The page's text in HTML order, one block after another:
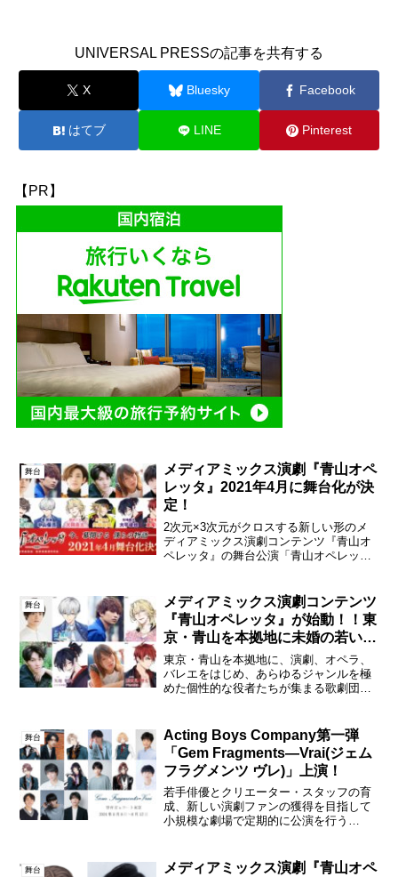
UNIVERSAL PRESSの記事を共有する
X Bluesky Facebook
はてブ LINE Pinterest
【PR】
舞台
メディアミックス演劇『青山オペ
レッタ』2021年4月に舞台化が決
定！
2次元×3次元がクロスする新しい形のメ
ディアミックス演劇コンテンツ『青山オ
ペレッタ』の舞台公演「青山オペレッタ
化総合センター大和田4階 さくらホール
にて...
舞台
メディアミックス演劇コンテンツ
『青山オペレッタ』が始動！！東
京・青山を本拠地に未婚の若い男
性だけで構成された歌劇団
東京・青山を本拠地に、演劇、オペラ、
バレエをはじめ、あらゆるジャンルを極
めた個性的な役者たちが集まる歌劇団
ミックス演劇コンテンツ『青山オペレッ
タ』が、9月15日（火...
舞台
Acting Boys Company第一弾
「Gem Fragments―Vrai(ジェム
フラグメンツ ヴレ)」上演！
若手俳優とクリエーター・スタッフの育
成、新しい演劇ファンの獲得を目指して
小規模な劇場で定期的に公演を行う
ンツ ヴレ)」が上演されるこ...
舞台
メディアミックス演劇『青山オペ